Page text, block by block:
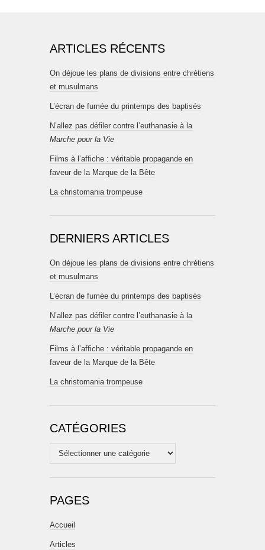
ARTICLES RÉCENTS
On déjoue les plans de divisions entre chrétiens
et musulmans
L’écran de fumée du printemps des baptisés
N’allez pas défiler contre l’euthanasie à la
Marche pour la Vie
Films à l’affiche : véritable propagande en
faveur de la Marque de la Bête
La christomania trompeuse
DERNIERS ARTICLES
On déjoue les plans de divisions entre chrétiens
et musulmans
L’écran de fumée du printemps des baptisés
N’allez pas défiler contre l’euthanasie à la
Marche pour la Vie
Films à l’affiche : véritable propagande en
faveur de la Marque de la Bête
La christomania trompeuse
CATÉGORIES
Catégories
PAGES
Accueil
Articles